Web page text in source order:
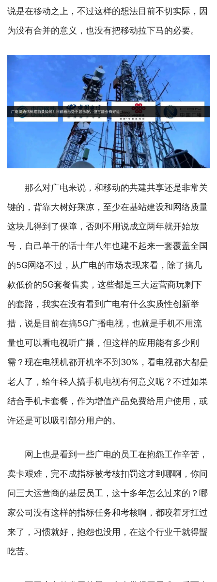
说是在移动之上，不过这样的想法目前不切实际，因
为没有合并的意义，也没有把移动拉下马的必要。
那么对广电来说，和移动的共建共享还是非常关
键的，背靠大树好乘凉，至少在基站建设和网络质量
这块儿得到了保障，否则不用说成立两年就开始放
号，自己单干的话十年八年也建不起来一套覆盖全国
的5G网络不过，从广电的市场表现来看，除了搞几
款低价的5G套餐售卖，这些都是三大运营商玩剩下
的套路，我实在没有看到广电有什么实质性创新举
措，说是目前在搞5G广播电视，也就是手机不用流
量也可以看电视听广播，但这样的应用能有多少刚
需？现在电视机都开机率不到30%，看电视都大都是
老人了，给年轻人搞手机电视有何意义呢？不过如果
结合手机卡套餐，作为增值产品免费给用户使用，或
许还是可以吸引部分用户的。
网上也是看到一些广电的员工在抱怨工作辛苦，
卖卡艰难，完不成指标被考核扣罚这才到哪啊，你问
问三大运营商的基层员工，这十多年怎么过来的？哪
家公司没有这样的指标任务和考核啊，都咬着牙扛过
来了，习惯就好，抱怨也没用，在这个行业干就得螚
吃苦。